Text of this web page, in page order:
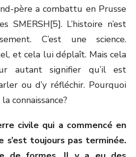
père a combattu en Prusse
SMERSH[5]. L’histoire n’est
C’est une science.
et cela lui déplaît. Mais cela
autant signifier qu’il est
ou d’y réfléchir. Pourquoi
connaissance?
civile qui a commencé en
s’est toujours pas terminée.